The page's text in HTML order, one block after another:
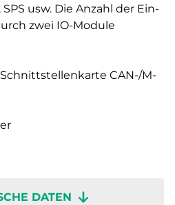
usw. Die Anzahl der Ein-
zwei IO-Module
CAN-/M-
DATEN